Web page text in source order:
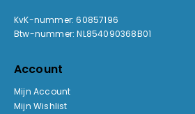
KvK-nummer: 60857196
Btw-nummer: NL854090368B01
Account
Mijn Account
Mijn Wishlist